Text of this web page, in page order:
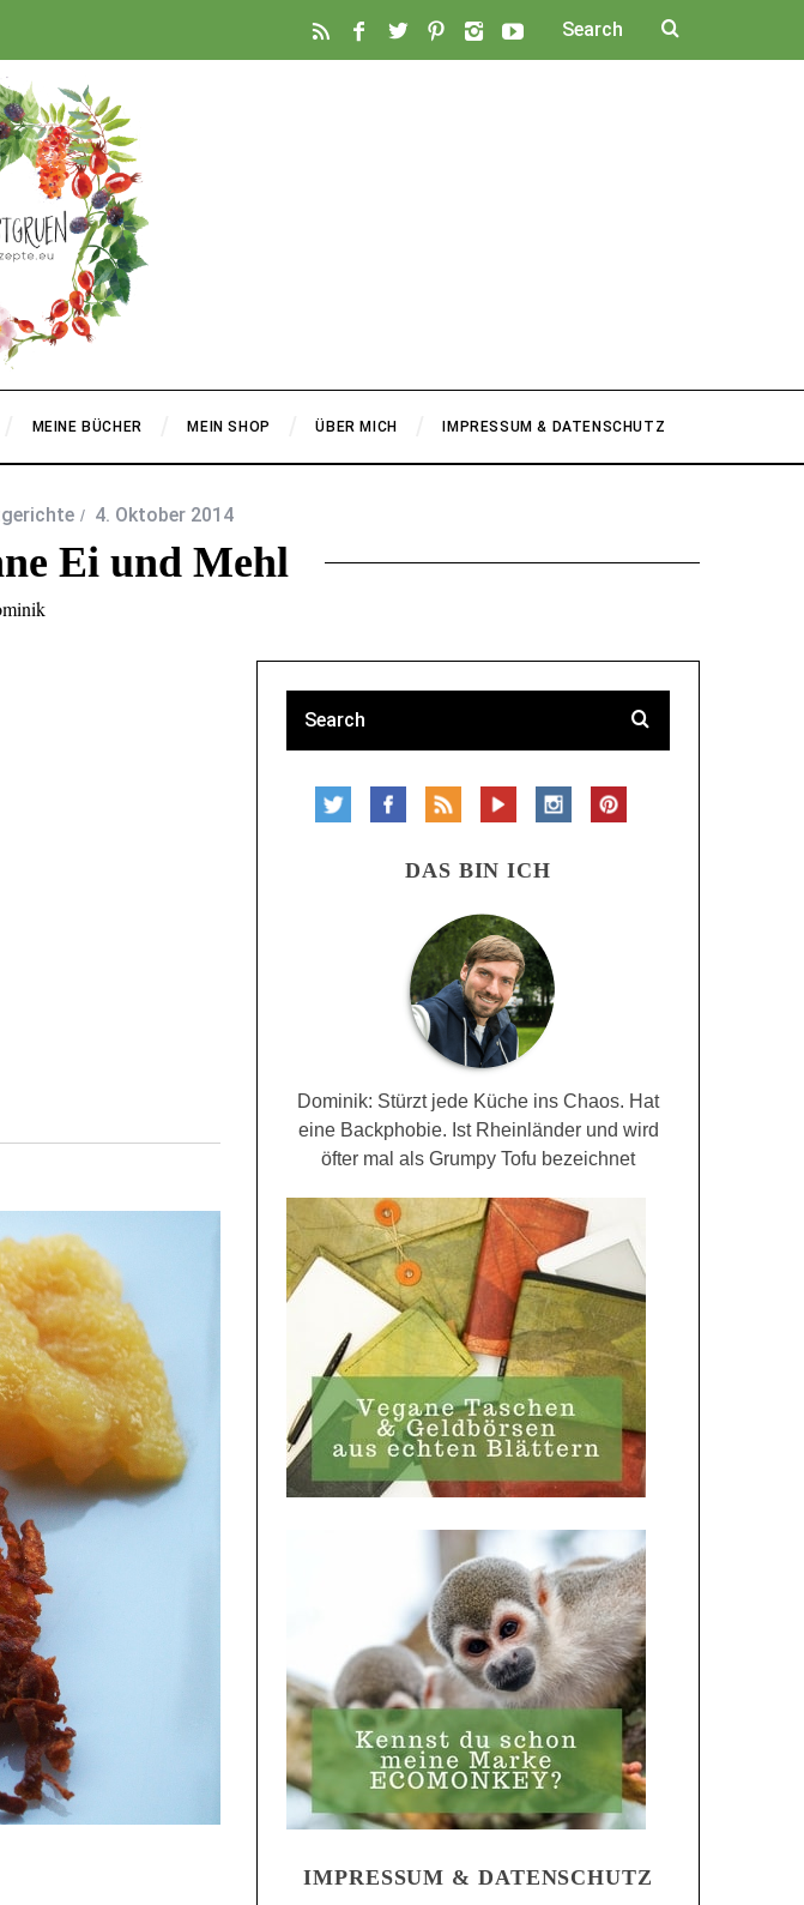
MEINE BÜCHER MEIN SHOP ÜBER MICH IMPRESSUM & DATENSCHUTZ
4. Oktober 2014
Ei und Mehl
DAS BIN ICH
Dominik: Stürzt jede Küche ins Chaos. Hat
eine Backphobie. Ist Rheinländer und wird
öfter mal als Grumpy Tofu bezeichnet
IMPRESSUM & DATENSCHUTZ